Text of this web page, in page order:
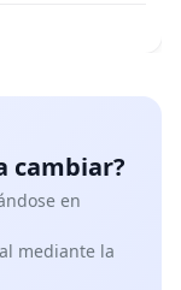
cambiar?
en
mediante la